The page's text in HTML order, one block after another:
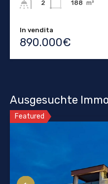
2 188 m²
In vendita
890.000€
Ausgesuchte
Featured